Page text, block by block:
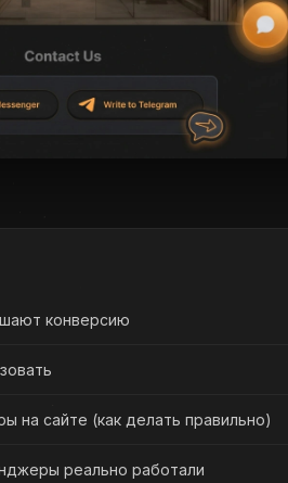
конверсию
на сайте (как делать правильно)
реально работали